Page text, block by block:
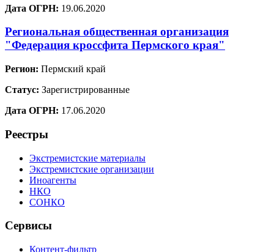
Дата ОГРН: 19.06.2020
Региональная общественная организация
"Федерация кроссфита Пермского края"
Регион: Пермский край
Статус: Зарегистрированные
Дата ОГРН: 17.06.2020
Реестры
Экстремистские материалы
Экстремистские организации
Иноагенты
НКО
СОНКО
Сервисы
Контент-фильтр